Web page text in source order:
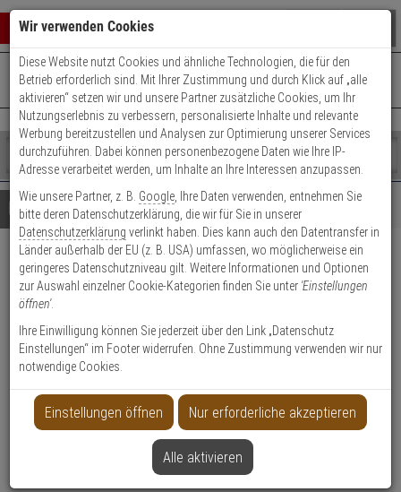
0 ARTIKEL IM WARENKORB
Ihr Warenkorb ist momentan leer.
Ergebnisse ()
Fertig
Shop
durchsuchen
Bitte
geben
Sie
mindestens
Zeichen
ein,
um
Suche
Es
wurde
noch
Kategorien
Suche
gestartet
+49 (0)821 899 493-0Mo. - Do.: 8:00 - 16:30 | Fr.: 8:00 - 14:00 Uhr
Kontaktservice nutzen
Details Beratung
ABUS Bohrer 4,0 mm für
Fensterrahmen
1
Wir verwenden Cookies
Diese Website nutzt Cookies und ähnliche Technologien, die für den
Betrieb erforderlich sind. Mit Ihrer Zustimmung und durch Klick auf „alle
aktivieren“ setzen wir und unsere Partner zusätzliche Cookies, um Ihr
Nutzungserlebnis zu verbessern, personalisierte Inhalte und relevante
Werbung bereitzustellen und Analysen zur Optimierung unserer Services
durchzuführen. Dabei können personenbezogene Daten wie Ihre IP-
Adresse verarbeitet werden, um Inhalte an Ihre Interessen anzupassen.
Wie unsere Partner, z. B. Google , Ihre Daten verwenden, entnehmen Sie
bitte deren Datenschutzerklärung, die wir für Sie in unserer
Datenschutzerklärung verlinkt haben. Dies kann auch den Datentransfer in
Länder außerhalb der EU (z. B. USA) umfassen, wo möglicherweise ein
geringeres Datenschutzniveau gilt. Weitere Informationen und Optionen
zur Auswahl einzelner Cookie-Kategorien finden Sie unter 'Einstellungen
öffnen'.
Ihre Einwilligung können Sie jederzeit über den Link „Datenschutz
Einstellungen“ im Footer widerrufen. Ohne Zustimmung verwenden wir nur
notwendige Cookies.
Einstellungen öffnen Nur erforderliche akzeptieren
Alle aktivieren